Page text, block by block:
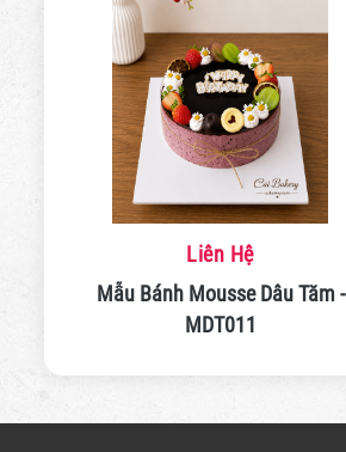
Liên Hệ
Mẫu Bánh Mousse Dâu Tăm -
MDT011